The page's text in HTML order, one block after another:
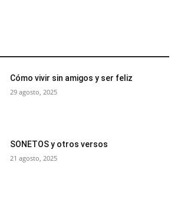
Cómo vivir sin amigos y ser feliz
29 agosto, 2025
SONETOS y otros versos
21 agosto, 2025